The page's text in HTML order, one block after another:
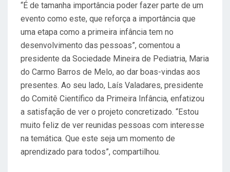
“É de tamanha importância poder fazer parte de um
evento como este, que reforça a importância que
uma etapa como a primeira infância tem no
desenvolvimento das pessoas”, comentou a
presidente da Sociedade Mineira de Pediatria, Maria
do Carmo Barros de Melo, ao dar boas-vindas aos
presentes. Ao seu lado, Laís Valadares, presidente
do Comitê Científico da Primeira Infância, enfatizou
a satisfação de ver o projeto concretizado. “Estou
muito feliz de ver reunidas pessoas com interesse
na temática. Que este seja um momento de
aprendizado para todos”, compartilhou.